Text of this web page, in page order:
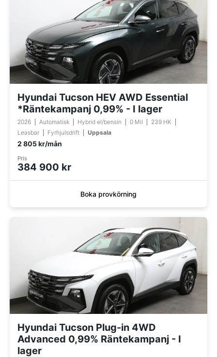
Hyundai Tucson HEV AWD Essential
*Räntekampanj 0,99% - I lager
2026 Automatisk Hybrid el/bensin 0 Mil
239 HK
Leasbar
Fyrhjulsdrift Uppsala
2 805 kr/mån
Pris
384 900 kr
Boka provkörning
Hyundai Tucson Plug-in 4WD
Advanced 0,99% Räntekampanj - I
lager